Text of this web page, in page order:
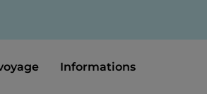
Informations